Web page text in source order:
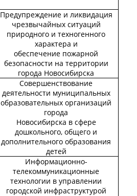
Предупреждение и ликвидация
чрезвычайных ситуаций
природного и техногенного
характера и
обеспечение пожарной
безопасности на территории
города Новосибирска
Совершенствование
деятельности муниципальных
образовательных организаций
города
Новосибирска в сфере
дошкольного, общего и
дополнительного образования
детей
Информационно-
телекоммуникационные
технологии в управлении
городской инфраструктурой